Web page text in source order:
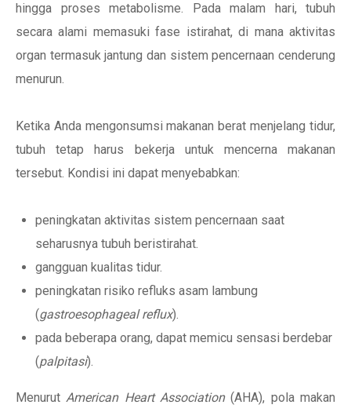
hingga proses metabolisme. Pada malam hari, tubuh
secara alami memasuki fase istirahat, di mana aktivitas
organ termasuk jantung dan sistem pencernaan cenderung
menurun.
Ketika Anda mengonsumsi makanan berat menjelang tidur,
tubuh tetap harus bekerja untuk mencerna makanan
tersebut. Kondisi ini dapat menyebabkan:
peningkatan aktivitas sistem pencernaan saat
seharusnya tubuh beristirahat.
gangguan kualitas tidur.
peningkatan risiko refluks asam lambung
(gastroesophageal reflux).
pada beberapa orang, dapat memicu sensasi berdebar
(palpitasi).
MenurutAmerican Heart Association(AHA), pola makan